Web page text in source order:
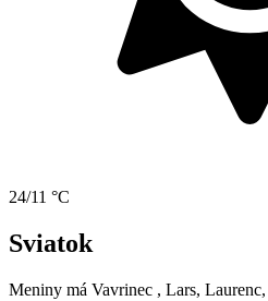
24/11 °C
Sviatok
Meniny má Vavrinec , Lars,